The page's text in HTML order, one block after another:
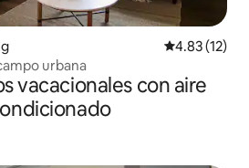
Calificación
4.83 (12)
urbana
vacacionales con aire